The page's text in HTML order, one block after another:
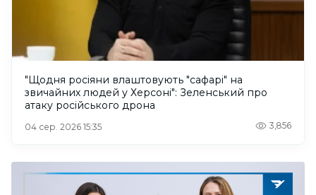
"Щодня росіяни влаштовують "сафарі" на
звичайних людей у Херсоні": Зеленський про
атаку російського дрона
04 сер. 2026 15:35 3,856